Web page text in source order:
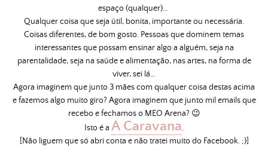
espaço (qualquer)…
Qualquer coisa que seja útil, bonita, importante ou necessária.
Coisas diferentes, de bom gosto. Pessoas que dominem temas
interessantes que possam ensinar algo a alguém, seja na
parentalidade, seja na saúde e alimentação, nas artes, na forma de
viver, sei lá…
Agora imaginem que junto 3 mães com qualquer coisa destas acima
e fazemos algo muito giro? Agora imaginem que junto mil emails que
recebo e fechamos o MEO Arena? 😉
Isto é a A Caravana.
[Não liguem que só abri conta e não tratei muito do Facebook. ;)]